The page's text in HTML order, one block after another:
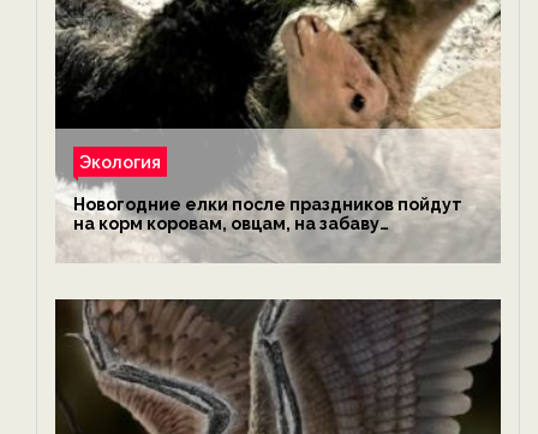
Экология
Новогодние елки после праздников пойдут
на корм коровам, овцам, на забаву
обезьянам, львам и леопардам — новости
экологии на ECOportal